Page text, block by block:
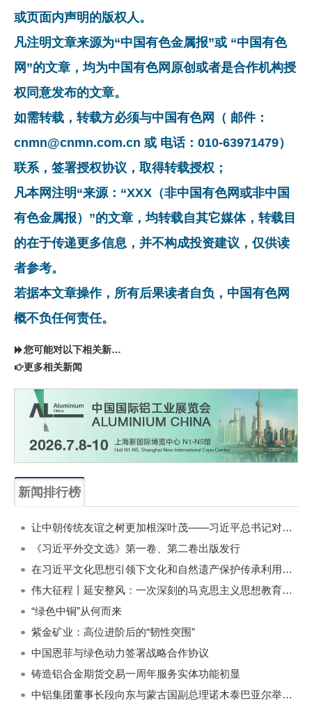
或页面内声明的版权人。
凡注明文章来源为“中国有色金属报”或 “中国有色
网”的文章，均为中国有色网原创或者是合作机构授
权同意发布的文章。
如需转载，转载方必须与中国有色网（ 邮件：
cnmn@cnmn.com.cn 或 电话：010-63971479）
联系，签署授权协议，取得转载授权；
凡本网注明“来源：“XXX（非中国有色网或非中国
有色金属报）”的文章，均转载自其它媒体，转载目
的在于传递更多信息，并不构成投资建议，仅供读
者参考。
若据本文章操作，所有后果读者自负，中国有色网
概不负任何责任。
您可能对以下相关新闻同样感兴趣
更多相关新闻
新闻排行榜
让中朝传统友谊之树更加根深叶茂——习近平总书记对朝鲜进行国事访问纪实
《习近平外交文选》第一卷、第二卷出版发行
在习近平文化思想引领下文化和自然遗产保护传承利用工作开创新局面
伟大征程丨延安整风：一次深刻的马克思主义思想教育运动
“绿色中铜”从何而来
紫金矿业：高位进阶后的“韧性突围”
中国恩菲与绿色动力签署战略合作协议
铸造铝合金期货交易一周年服务实体功能初显
中铝集团董事长段向东与蒙古国副总理诺木泰巴亚尔举行会谈